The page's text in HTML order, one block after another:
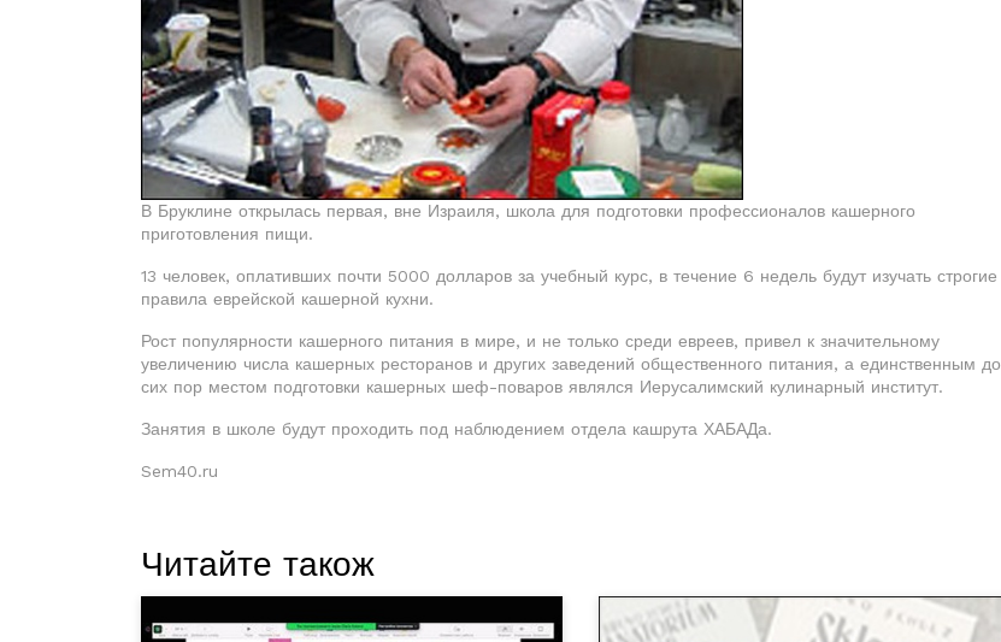
В Бруклине открылась первая, вне Израиля, школа для подготовки профессионалов кашерного
приготовления пищи.
13 человек, оплативших почти 5000 долларов за учебный курс, в течение 6 недель будут изучать строгие
правила еврейской кашерной кухни.
Рост популярности кашерного питания в мире, и не только среди евреев, привел к значительному
увеличению числа кашерных ресторанов и других заведений общественного питания, а единственным до
сих пор местом подготовки кашерных шеф-поваров являлся Иерусалимский кулинарный институт.
Занятия в школе будут проходить под наблюдением отдела кашрута ХАБАДа.
Sem40.ru
Читайте також